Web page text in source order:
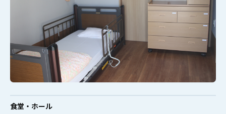
食堂・ホール